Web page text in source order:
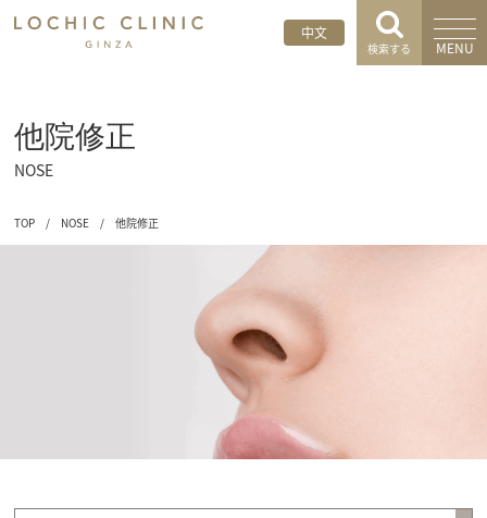
中文
検索する MENU
他院修正
NOSE
TOP / NOSE / 他院修正